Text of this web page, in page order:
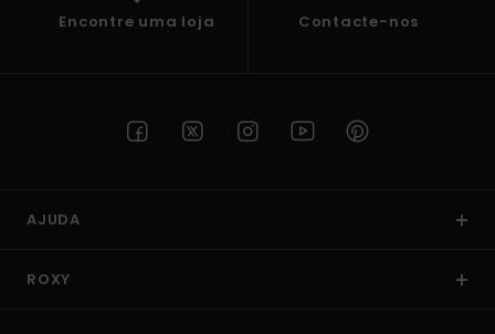
Encontre uma loja Contacte-nos
AJUDA
ROXY